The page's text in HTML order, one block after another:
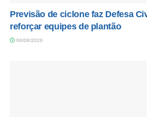
Previsão de ciclone faz Defesa
reforçar equipes de plantão
06/08/2026